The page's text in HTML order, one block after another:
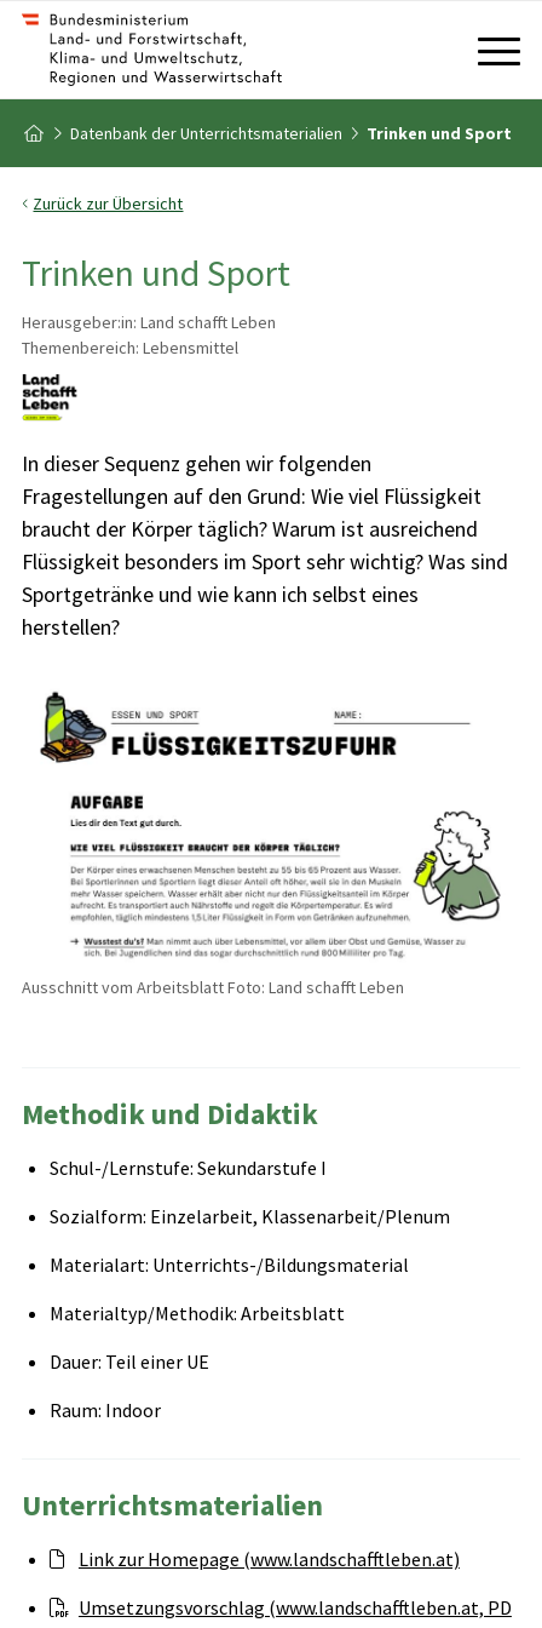
Zum Inhalt
Zum Inhaltsverzeichnis
Zur Startseite
Datenbank der Unterrichtsmaterialien Trinken und Sport
Zurück zur Übersicht
Trinken und Sport
Herausgeber:in: Land schafft Leben
Themenbereich: Lebensmittel
In dieser Sequenz gehen wir folgenden
Fragestellungen auf den Grund: Wie viel Flüssigkeit
braucht der Körper täglich? Warum ist ausreichend
Flüssigkeit besonders im Sport sehr wichtig? Was sind
Sportgetränke und wie kann ich selbst eines
herstellen?
Ausschnitt vom Arbeitsblatt Foto: Land schafft Leben
Methodik und Didaktik
Schul-/Lernstufe: Sekundarstufe I
Sozialform: Einzelarbeit, Klassenarbeit/Plenum
Materialart: Unterrichts-/Bildungsmaterial
Materialtyp/Methodik: Arbeitsblatt
Dauer: Teil einer UE
Raum: Indoor
Unterrichtsmaterialien
Link zur Homepage (www.landschafftleben.at)
Umsetzungsvorschlag (www.landschafftleben.at, PD